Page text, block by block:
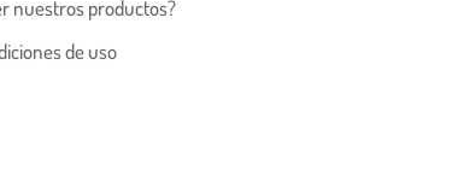
nuestros productos?
de uso